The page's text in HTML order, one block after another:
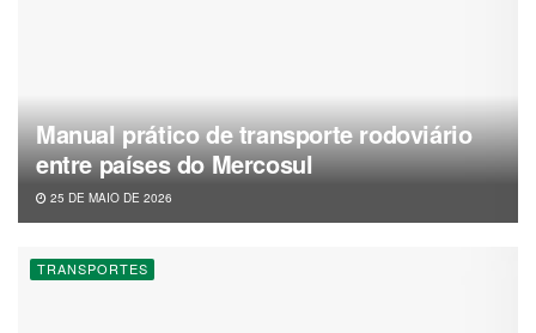
Manual prático de transporte rodoviário
entre países do Mercosul
25 DE MAIO DE 2026
TRANSPORTES